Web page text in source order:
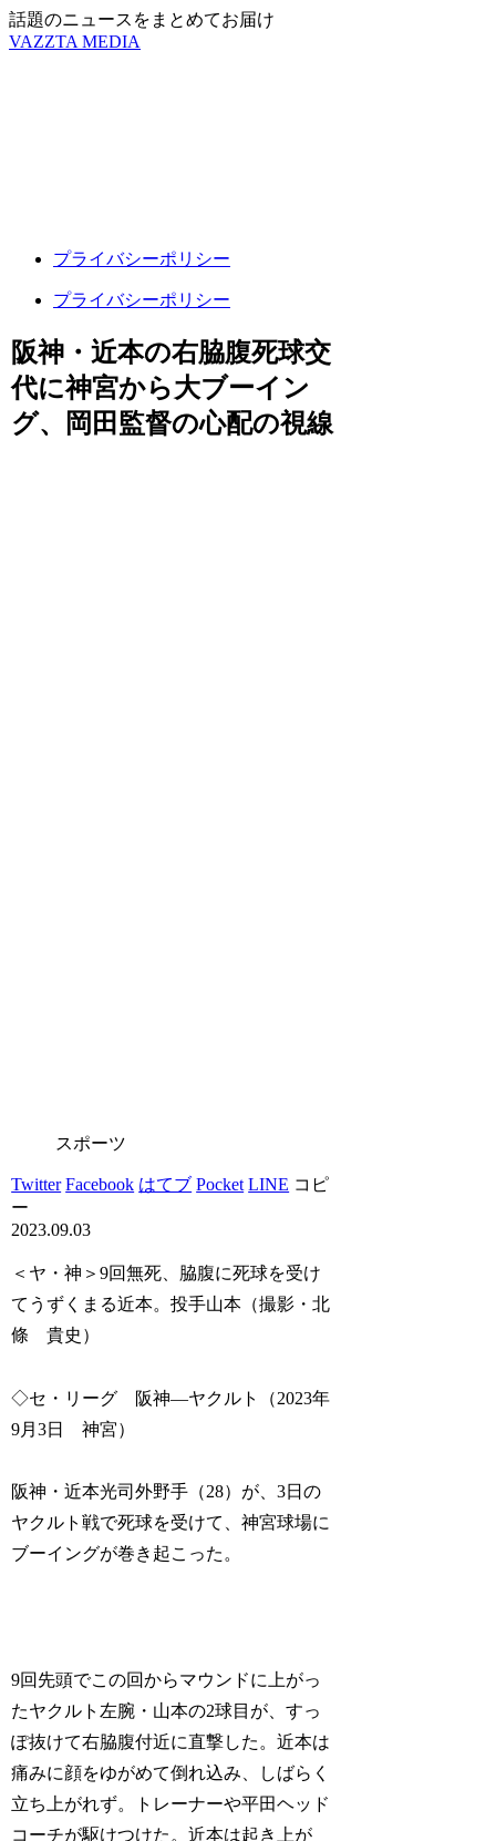
話題のニュースをまとめてお届け
VAZZTA MEDIA
プライバシーポリシー
プライバシーポリシー
阪神・近本の右脇腹死球交
代に神宮から大ブーイン
グ、岡田監督の心配の視線
スポーツ
Twitter Facebook はてブ Pocket LINE コピ
ー
2023.09.03
＜ヤ・神＞9回無死、脇腹に死球を受け
てうずくまる近本。投手山本（撮影・北
條 貴史）
◇セ・リーグ 阪神―ヤクルト（2023年
9月3日 神宮）
阪神・近本光司外野手（28）が、3日の
ヤクルト戦で死球を受けて、神宮球場に
ブーイングが巻き起こった。
9回先頭でこの回からマウンドに上がっ
たヤクルト左腕・山本の2球目が、すっ
ぽ抜けて右脇腹付近に直撃した。近本は
痛みに顔をゆがめて倒れ込み、しばらく
立ち上がれず。トレーナーや平田ヘッド
コーチが駆けつけた。近本は起き上が